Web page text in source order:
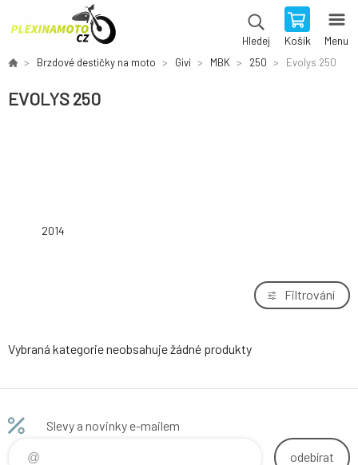
Hledej Košík Menu
Brzdové destičky na moto Givi MBK 250 Evolys 250
EVOLYS 250
2014
Filtrování
Vybraná kategorie neobsahuje žádné produkty
Slevy a novinky e-mailem
odebírat